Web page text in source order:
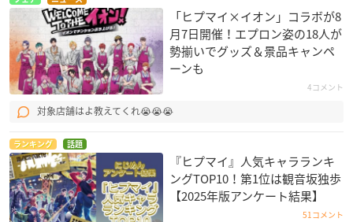
「ヒプマイ×イオン」コラボが8
月7日開催！エプロン姿の18人が
勢揃いでグッズ＆景品キャンペ
ーンも
4コメント
対象店舗はよ教えてくれ😭😭😭
ランキング 話題
『ヒプマイ』人気キャラランキ
ングTOP10！第1位は観音坂独歩
【2025年版アンケート結果】
51コメント